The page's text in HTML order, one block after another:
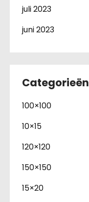
juli 2023
juni 2023
Categorieën
100×100
10×15
120×120
150×150
15×20